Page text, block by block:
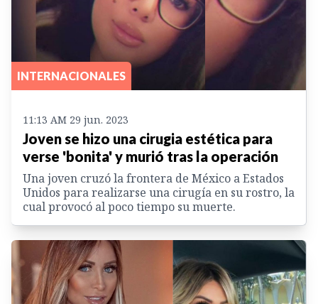
INTERNACIONALES
11:13 AM 29 jun. 2023
Joven se hizo una cirugia estética para
verse 'bonita' y murió tras la operación
Una joven cruzó la frontera de México a Estados
Unidos para realizarse una cirugía en su rostro, la
cual provocó al poco tiempo su muerte.